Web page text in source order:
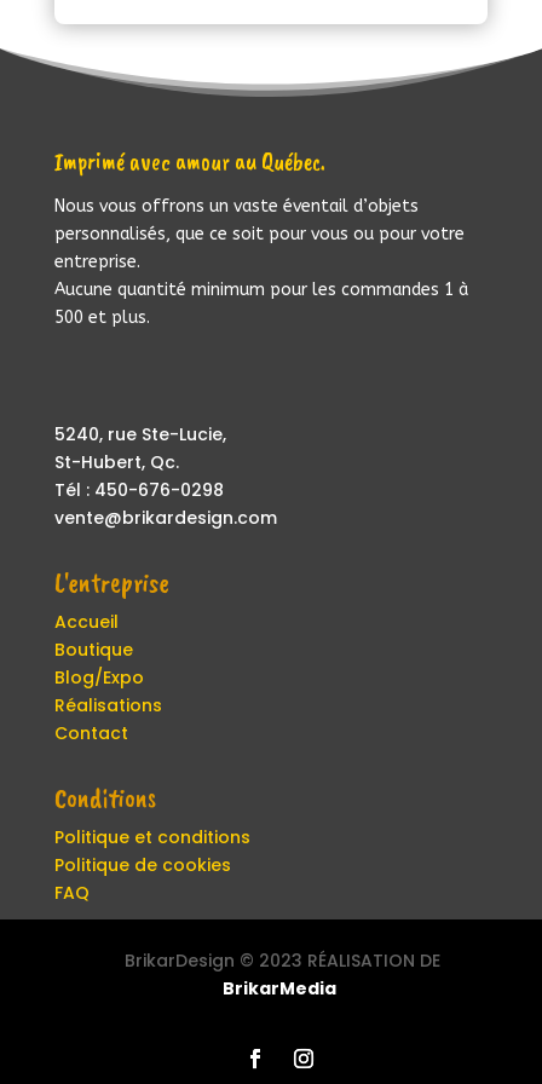
Imprimé avec amour au Québec.
Nous vous offrons un vaste éventail d’objets
personnalisés, que ce soit pour vous ou pour votre
entreprise.
Aucune quantité minimum pour les commandes 1 à
500 et plus.
5240, rue Ste-Lucie,
St-Hubert, Qc.
Tél : 450-676-0298
vente@brikardesign.com
L'entreprise
Accueil
Boutique
Blog/Expo
Réalisations
Contact
Conditions
Politique et conditions
Politique de cookies
FAQ
BrikarDesign © 2023 RÉALISATION DE
BrikarMedia